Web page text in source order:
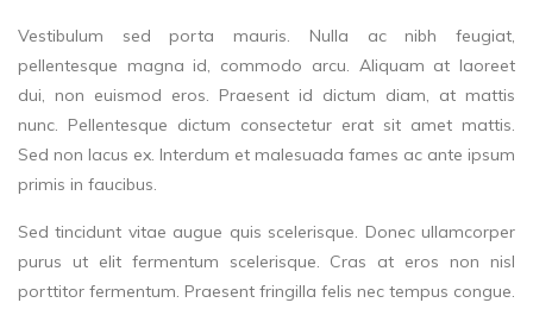
Vestibulum sed porta mauris. Nulla ac nibh feugiat,
pellentesque magna id, commodo arcu. Aliquam at laoreet
dui, non euismod eros. Praesent id dictum diam, at mattis
nunc. Pellentesque dictum consectetur erat sit amet mattis.
Sed non lacus ex. Interdum et malesuada fames ac ante ipsum
primis in faucibus.
Sed tincidunt vitae augue quis scelerisque. Donec ullamcorper
purus ut elit fermentum scelerisque. Cras at eros non nisl
porttitor fermentum. Praesent fringilla felis nec tempus congue.